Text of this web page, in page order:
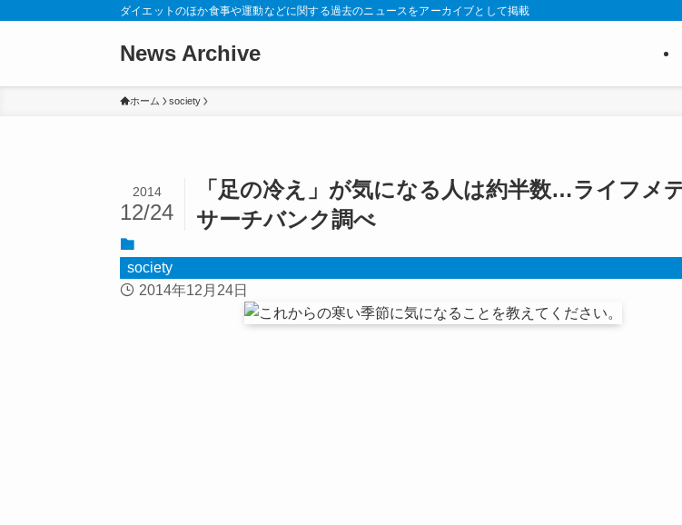
ダイエットのほか食事や運動などに関する過去のニュースをアーカイブとして掲載
News Archive
ホーム society
「足の冷え」が気になる人は約半数…ライフメ
サーチバンク調べ
2014
12/24
society
2014年12月24日